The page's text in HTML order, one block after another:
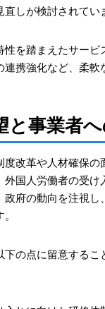
しが検討されてい
性を踏まえたサービ
連携強化など、柔軟
と事業者
度改革や人材確保の
外国人労働者の受け
政府の動向を注視し
下の点に留意するこ